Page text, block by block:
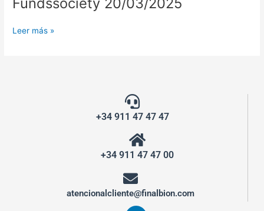
Leer más »
+34 911 47 47 47
+34 911 47 47 00
atencionalcliente@finalbion.com